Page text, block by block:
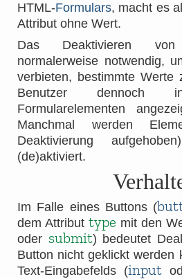
HTML-Formulars, macht es
Attribut ohne Wert.
Das Deaktivieren
normalerweise notwendig,
verbieten, bestimmte Werte
Benutzer
Formularelementen
Manchmal werden
Deaktivierung
(de)aktiviert.
Im Falle eines Buttons (
dem Attribut type mit den
oder submit) bedeutet
Button nicht geklickt werden
Text-Eingabefelds (input